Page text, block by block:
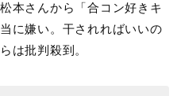
本さんから「合コン好きキ
に嫌い。干されればいいの
は批判殺到。